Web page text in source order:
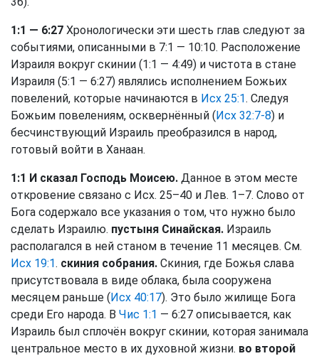
1:1 — 6:27 Хронологически эти шесть глав следуют за
событиями, описанными в 7:1 — 10:10. Расположение
Израиля вокруг скинии (1:1 — 4:49) и чистота в стане
Израиля (5:1 — 6:27) являлись исполнением Божьих
повелений, которые начинаются в Исх 25:1. Следуя
Божьим повелениям, осквернённый (Исх 32:7-8) и
бесчинствующий Израиль преобразился в народ,
готовый войти в Ханаан.
1:1 И сказал Господь Моисею. Данное в этом месте
откровение связано с Исх. 25–40 и Лев. 1–7. Слово от
Бога содержало все указания о том, что нужно было
сделать Израилю. пустыня Синайская. Израиль
располагался в ней станом в течение 11 месяцев. См.
Исх 19:1. скиния собрания. Скиния, где Божья слава
присутствовала в виде облака, была сооружена
месяцем раньше (Исх 40:17). Это было жилище Бога
среди Его народа. В Чис 1:1 — 6:27 описывается, как
Израиль был сплочён вокруг скинии, которая занимала
центральное место в их духовной жизни. во второй